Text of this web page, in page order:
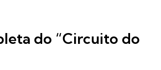
do “Circuito do